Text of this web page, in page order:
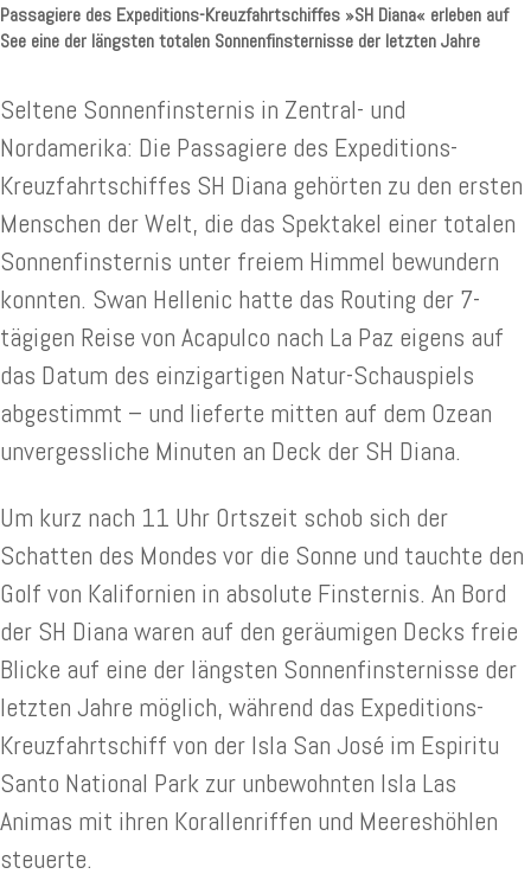
Passagiere des Expeditions-Kreuzfahrtschiffes »SH Diana« erleben auf
See eine der längsten totalen Sonnenfinsternisse der letzten Jahre
Seltene Sonnenfinsternis in Zentral- und
Nordamerika: Die Passagiere des Expeditions-
Kreuzfahrtschiffes SH Diana gehörten zu den ersten
Menschen der Welt, die das Spektakel einer totalen
Sonnenfinsternis unter freiem Himmel bewundern
konnten. Swan Hellenic hatte das Routing der 7-
tägigen Reise von Acapulco nach La Paz eigens auf
das Datum des einzigartigen Natur-Schauspiels
abgestimmt – und lieferte mitten auf dem Ozean
unvergessliche Minuten an Deck der SH Diana.
Um kurz nach 11 Uhr Ortszeit schob sich der
Schatten des Mondes vor die Sonne und tauchte den
Golf von Kalifornien in absolute Finsternis. An Bord
der SH Diana waren auf den geräumigen Decks freie
Blicke auf eine der längsten Sonnenfinsternisse der
letzten Jahre möglich, während das Expeditions-
Kreuzfahrtschiff von der Isla San José im Espiritu
Santo National Park zur unbewohnten Isla Las
Animas mit ihren Korallenriffen und Meereshöhlen
steuerte.